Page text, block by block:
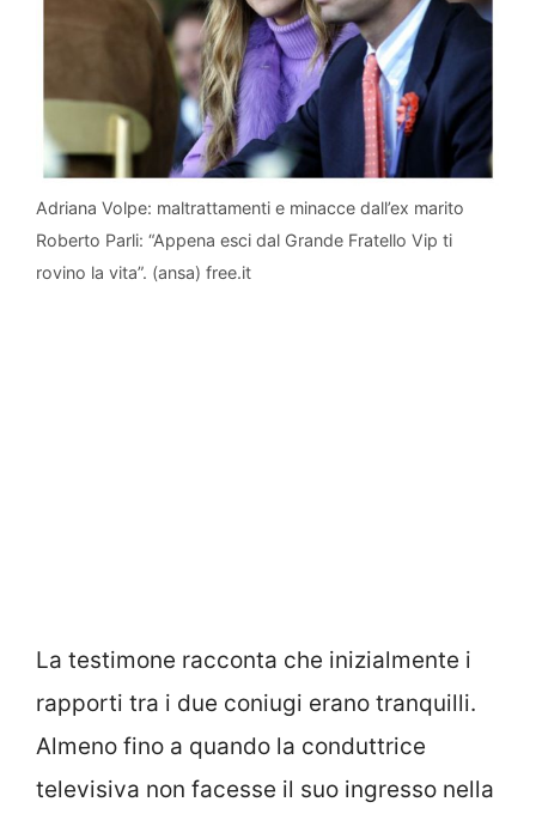
Adriana Volpe: maltrattamenti e minacce dall’ex marito
Roberto Parli: “Appena esci dal Grande Fratello Vip ti
rovino la vita”. (ansa) free.it
La testimone racconta che inizialmente i
rapporti tra i due coniugi erano tranquilli.
Almeno fino a quando la conduttrice
televisiva non facesse il suo ingresso nella